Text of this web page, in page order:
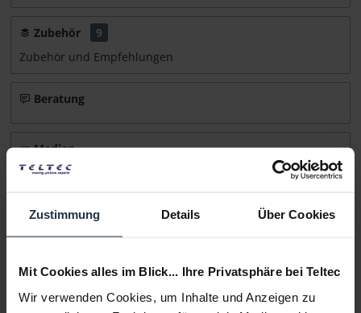
Zustimmung Details Über Cookies
Mit Cookies alles im Blick... Ihre Privatsphäre bei Teltec
Wir verwenden Cookies, um Inhalte und Anzeigen zu
Zubehör
9
Zubehör und Empfehlungen
Beratung
Medien
Folgende Infos zum Hersteller sind verfübar......mehr
Weitere Artikel von Blackmagic Design ansehen